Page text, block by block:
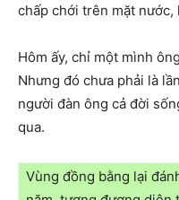
chấp chới trên mặt nước,
Hôm ấy, chỉ một mình
Nhưng đó chưa phải là
người đàn ông cả đời
qua.
Vùng đồng bằng lại